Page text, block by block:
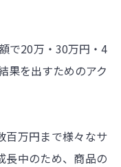
で20万・30万円・4
果を出すためのアク
百万円まで様々なサ
長中のため、商品の